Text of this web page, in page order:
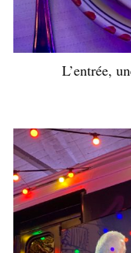
L’entrée,